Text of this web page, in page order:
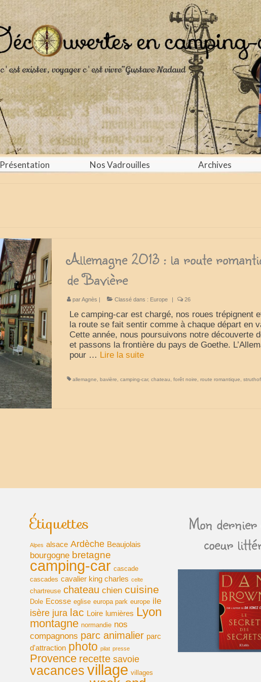
Présentation Nos Vadrouilles Archives
Allemagne 2013 : la route
de Bavière
parAgnès | Classé dans : Europe | 26
Le camping-car est chargé, nos roues trépignent
la route se fait sentir comme à chaque départ en
Cette année, nous poursuivons notre découverte
et passons la frontière du pays de Goethe.
pour … Lire la suite­­
allemagne bavière camping-car, chateau forêt noire route romantique struthof
Étiquettes
Alpes alsace Ardèche Beaujolais
bourgogne bretagne
camping-car cascade
cascades cavalier king charles celte
chartreuse chateau chien cuisine
Dole Ecosse eglise europa park europe ile
isère jura lac Loire lumières Lyon
montagne normandie nos
compagnons parc animalier parc
d'attraction photo pilat presse
Provence recette savoie
vacances village villages
Mon dernier
coeur